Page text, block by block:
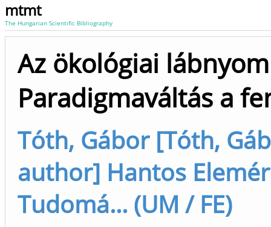
mtmt
The Hungarian Scientific Bibliography
Az ökológiai
Paradigmaváltás a
Tóth, Gábor [Tóth,
author] Hantos
Tudomá... (UM / FE)